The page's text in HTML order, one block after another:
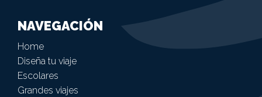
NAVEGACIÓN
Home
Diseña tu viaje
Escolares
Grandes viajes